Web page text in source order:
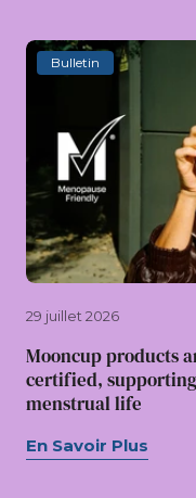
Bulletin
29 juillet 2026
Mooncup products
certified,
menstrual life
En Savoir Plus